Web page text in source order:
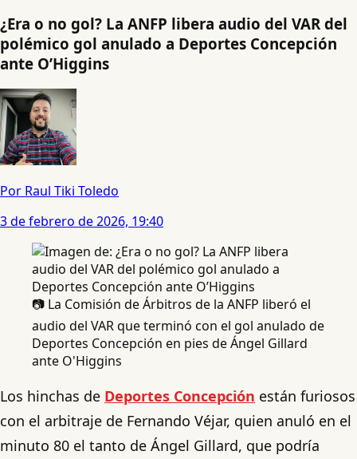
¿Era o no gol? La ANFP libera audio del VAR del
polémico gol anulado a Deportes Concepción
ante O’Higgins
Por Raul Tiki Toledo
3 de febrero de 2026, 19:40
📷 La Comisión de Árbitros de la ANFP liberó el
audio del VAR que terminó con el gol anulado de
Deportes Concepción en pies de Ángel Gillard
ante O'Higgins
Los hinchas de Deportes Concepción están furiosos
con el arbitraje de Fernando Véjar, quien anuló en el
minuto 80 el tanto de Ángel Gillard, que podría